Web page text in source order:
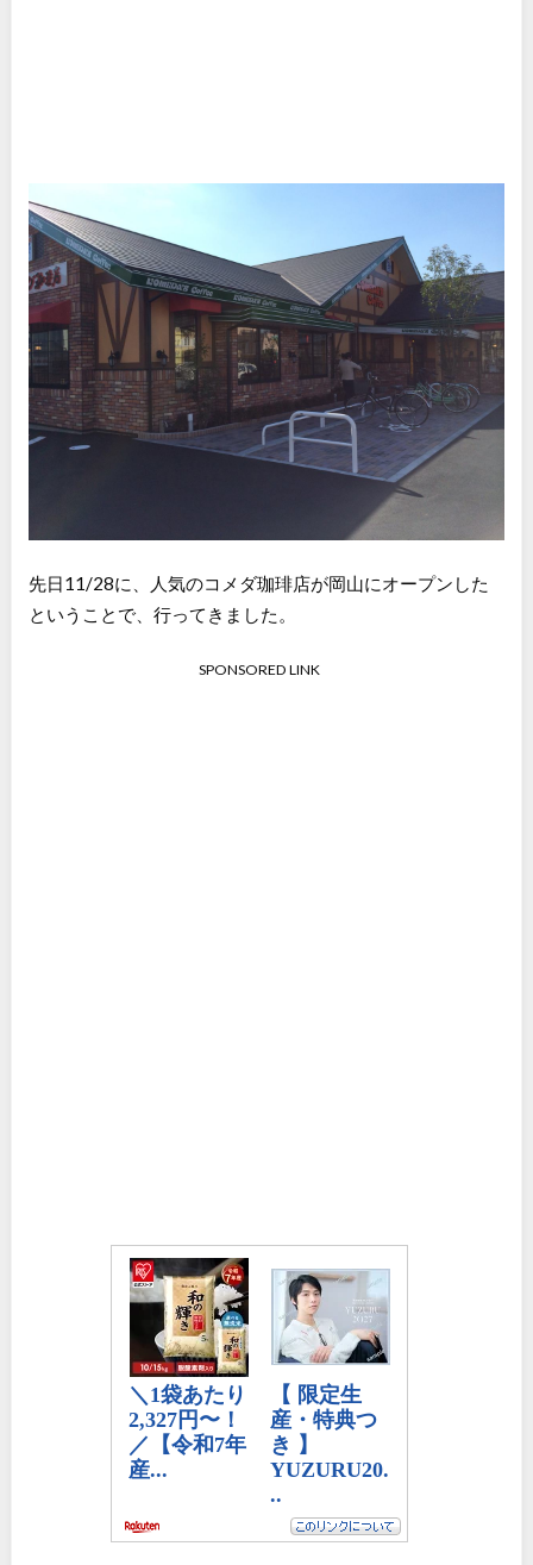
先日11/28に、人気のコメダ珈琲店が岡山にオープンした
ということで、行ってきました。
SPONSORED LINK